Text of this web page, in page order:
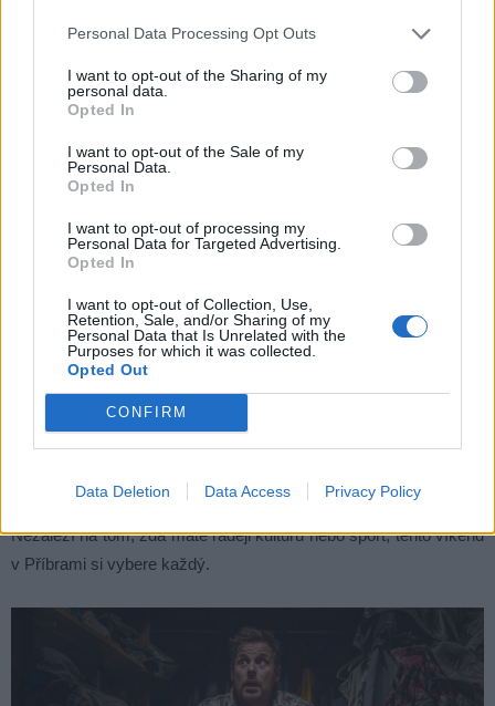
Personal Data Processing Opt Outs
I want to opt-out of the Sharing of my
personal data.
Opted In
I want to opt-out of the Sale of my
Personal Data.
Opted In
I want to opt-out of processing my
Personal Data for Targeted Advertising.
Opted In
I want to opt-out of Collection, Use,
Retention, Sale, and/or Sharing of my
Personal Data that Is Unrelated with the
Purposes for which it was collected.
Opted Out
CONFIRM
Data Deletion Data Access Privacy Policy
Film „Poklad“ vypráví příběh o hledání dávno ztraceného pokladu
a obnově vztahů mezi otcem a dcerou. V hlavních rolích Veronika
Místo konání:
Začátek:
Divadelní únikovka
Pro ty, kdo rádi řeší záhady, je připravena „Divadelní únikovka“ na
jevišti příbramského divadla. Termíny od 18:00 a 19:00 jsou
vyprodané, ale stále je možnost zúčastnit se v 20:00. Přijďte
zachránit herce a vyřešit záhady!
Místo konání:Divadlo A. Dvořáka Příbram
Nezáleží na tom, zda máte raději kulturu nebo sport, tento víkend
v Příbrami si vybere každý.